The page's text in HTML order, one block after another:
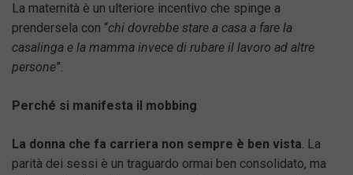
La maternità è un ulteriore incentivo che spinge a
prendersela con “chi dovrebbe stare a casa a fare la
casalinga e la mamma invece di rubare il lavoro ad altre
persone”.
Perché si manifesta il mobbing
La donna che fa carriera non sempre è ben vista. La
parità dei sessi è un traguardo ormai ben consolidato, ma